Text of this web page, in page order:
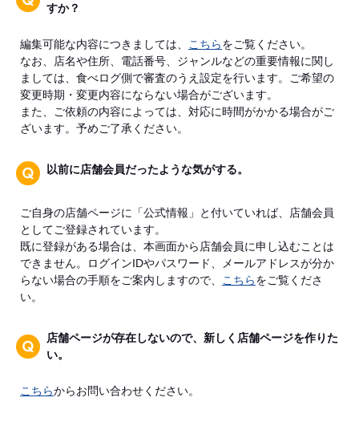
すか？
編集可能な内容につきましては、 こちらをご覧ください。
なお、店名や住所、電話番号、ジャンルなどの重要情報に関し
ましては、食べログ側で審査のうえ設定を行います。ご希望の
変更時期・変更内容にならない場合がございます。
また、ご依頼の内容によっては、対応に時間がかかる場合がご
ざいます。予めご了承ください。
以前に店舗会員だったような気がする。
ご自身の店舗ページに「公式情報」と付いていれば、店舗会員
としてご登録されています。
既に登録がある場合は、本画面から店舗会員に申し込むことは
できません。ログインIDやパスワード、メールアドレスが分か
らない場合の手順をご案内しますので、
こちらをご覧くださ
い。
店舗ページが存在しないので、新しく店舗ページを作りた
い。
こちらからお問い合わせください。